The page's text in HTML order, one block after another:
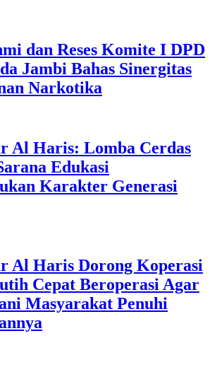
dan Reses Komite I DPD
Jambi Bahas Sinergitas
Narkotika
Al Haris: Lomba Cerdas
Edukasi
Karakter Generasi
Al Haris Dorong Koperasi
Cepat Beroperasi Agar
Masyarakat Penuhi